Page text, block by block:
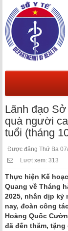
Lãnh đạo
quà người
tuổi (tháng
Được đăng Thứ Ba
Lượt xem: 313
Thực hiện Kế
Quang về Tháng
2025, nhân dịp kỷ
nay, đoàn công
Hoàng Quốc
đã đến thăm,